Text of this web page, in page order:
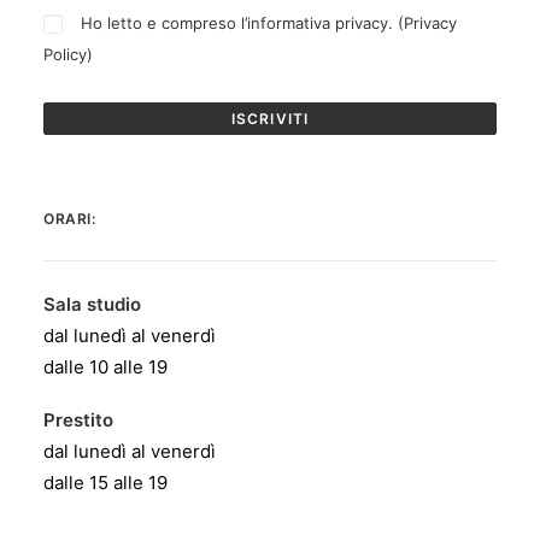
Ho letto e compreso l’informativa privacy. (Privacy
Policy)
ORARI:
Sala studio
dal lunedì al venerdì
dalle 10 alle 19
Prestito
dal lunedì al venerdì
dalle 15 alle 19